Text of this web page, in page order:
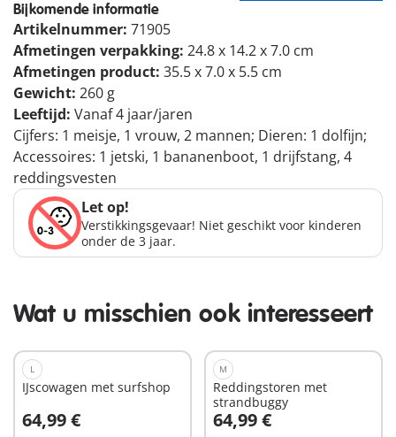
Bijkomende informatie
Artikelnummer: 71905
Afmetingen verpakking: 24.8 x 14.2 x 7.0 cm
Afmetingen product: 35.5 x 7.0 x 5.5 cm
Gewicht: 260 g
Leeftijd: Vanaf 4 jaar/jaren
Cijfers: 1 meisje, 1 vrouw, 2 mannen; Dieren: 1 dolfijn;
Accessoires: 1 jetski, 1 bananenboot, 1 drijfstang, 4
reddingsvesten
Let op!
Verstikkingsgevaar! Niet geschikt voor kinderen
onder de 3 jaar.
Wat u misschien ook interesseert
L
IJscowagen met surfshop
64,99 €
In winkelwagen
M
Reddingstoren met
strandbuggy
64,99 €
In winkelwagen